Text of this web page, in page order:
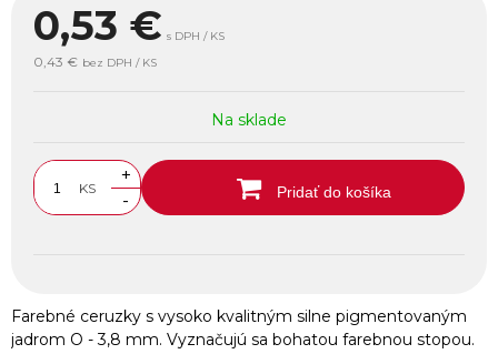
0,53 € s DPH / KS
0,43 € bez DPH / KS
Na sklade
KS
+
-
Pridať do košíka
Farebné ceruzky s vysoko kvalitným silne pigmentovaným
jadrom O - 3,8 mm. Vyznačujú sa bohatou farebnou stopou.